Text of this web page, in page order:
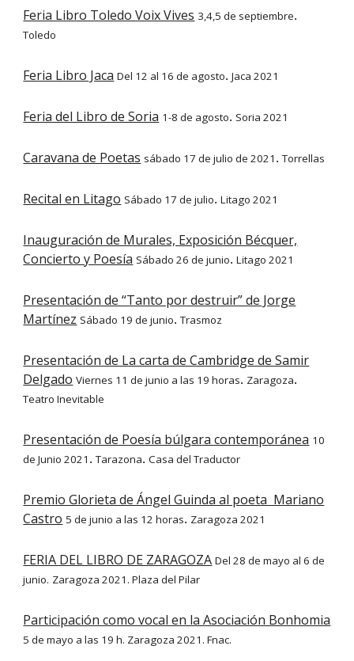
Feria Libro Toledo Voix Vives 3,4,5 de septiembre.
Toledo
Feria Libro Jaca Del 12 al 16 de agosto.Jaca 2021
Feria del Libro de Soria 1-8 de agosto. Soria 2021
Caravana de Poetas sábado 17 de julio de 2021 .Torrellas
Recital en Litago Sábado 17 de julio.Litago 2021
Inauguración de Murales, Exposición Bécquer,
Concierto y Poesía Sábado 26 de junio.Litago 2021
Presentación de “Tanto por destruir” de Jorge
Martínez Sábado 19 de junio.Trasmoz
Presentación de La carta de Cambridge de Samir
Delgado Viernes 11 de junio a las 19 horas. Zaragoza.
Teatro Inevitable
Presentación de Poesía búlgara contemporánea 10
de Junio 2021 .Tarazona.Casa del Traductor
Premio Glorieta de Ángel Guinda al poeta Mariano
Castro 5 de junio a las 12 horas. Zaragoza 2021
FERIA DEL LIBRO DE ZARAGOZA Del 28 de mayo al 6 de
junio. Zaragoza 2021. Plaza del Pilar
Participación como vocal en la Asociación Bonhomia
5 de mayo a las 19 h. Zaragoza 2021. Fnac.